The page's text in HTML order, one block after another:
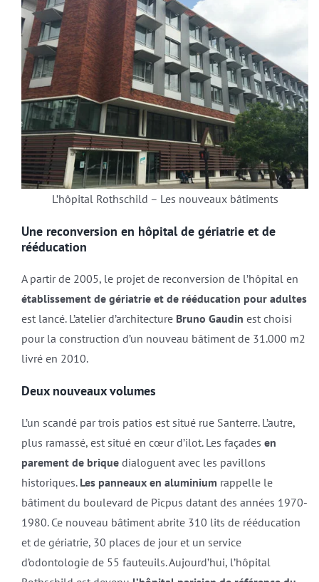
L’hôpital Rothschild – Les nouveaux bâtiments
Une reconversion en hôpital de gériatrie et de
rééducation
A partir de 2005, le projet de reconversion de l’hôpital en
établissement de gériatrie et de rééducation pour adultes
est lancé. L’atelier d’architecture Bruno Gaudin est choisi
pour la construction d’un nouveau bâtiment de 31.000 m2
livré en 2010.
Deux nouveaux volumes
L’un scandé par trois patios est situé rue Santerre. L’autre,
plus ramassé, est situé en cœur d’ilot. Les façades en
parement de briquedialoguent avec les pavillons
historiques. Les panneaux en aluminium rappelle le
bâtiment du boulevard de Picpus datant des années 1970-
1980. Ce nouveau bâtiment abrite 310 lits de rééducation
et de gériatrie, 30 places de jour et un service
d’odontologie de 55 fauteuils. Aujourd’hui, l’hôpital